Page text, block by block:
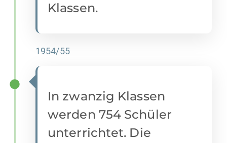
Klassen.
1954/55
In zwanzig Klassen
werden 754 Schüler
unterrichtet. Die